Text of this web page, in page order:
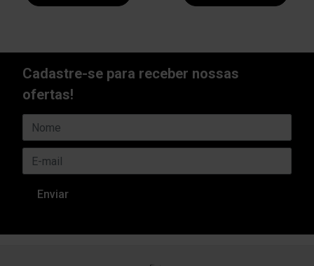
Cadastre-se para receber nossas
ofertas!